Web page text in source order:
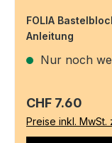
FOLIA
Anleitung
Nur noch
Regulärer Preis:
CHF 7.60
Preise inkl.